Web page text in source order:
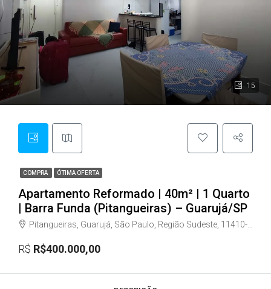
15
COMPRA ÓTIMA OFERTA
Apartamento Reformado | 40m² | 1 Quarto
| Barra Funda (Pitangueiras) – Guarujá/SP
Pitangueiras, Guarujá, São Paulo, Região Sudeste, 11410-150, Brasil
R$ R$400.000,00